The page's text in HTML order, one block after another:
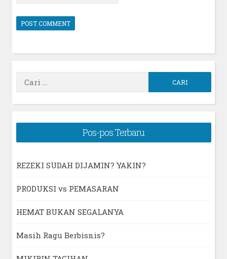
untuk:
Pos-pos Terbaru
REZEKI SUDAH DIJAMIN? YAKIN?
PRODUKSI vs PEMASARAN
HEMAT BUKAN SEGALANYA
Masih Ragu Berbisnis?